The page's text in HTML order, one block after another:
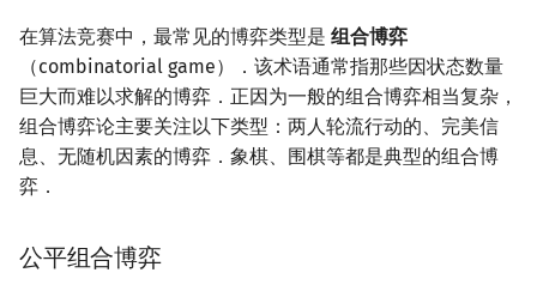
在算法竞赛中，最常见的博弈类型是 组合博弈
（combinatorial game）．该术语通常指那些因状态数量
巨大而难以求解的博弈．正因为一般的组合博弈相当复杂，
组合博弈论主要关注以下类型：两人轮流行动的、完美信
息、无随机因素的博弈．象棋、围棋等都是典型的组合博
弈．
公平组合博弈